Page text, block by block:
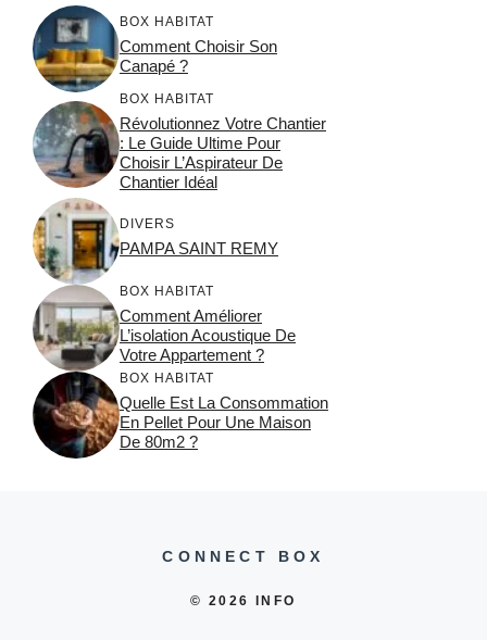
BOX HABITAT
Comment Choisir Son
Canapé ?
BOX HABITAT
Révolutionnez Votre Chantier
: Le Guide Ultime Pour
Choisir L’Aspirateur De
Chantier Idéal
DIVERS
PAMPA SAINT REMY
BOX HABITAT
Comment Améliorer
L’isolation Acoustique De
Votre Appartement ?
BOX HABITAT
Quelle Est La Consommation
En Pellet Pour Une Maison
De 80m2 ?
CONNECT BOX
© 2026 INFO